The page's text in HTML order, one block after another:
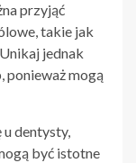
przyjąć
takie jak
jednak
ponieważ mogą
dentysty,
być istotne